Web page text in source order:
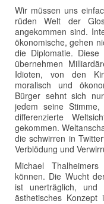
Wir müssen uns
rüden Welt der
angekommen sind.
ökonomische, gehen
die Diplomatie.
übernehmen
Idioten, von den
moralisch und
Bürger sehnt sich
jedem seine
differenzierte
gekommen.
die schwirren in
Verblödung und
Michael
können. Die Wucht
ist unerträglich, und
ästhetisches